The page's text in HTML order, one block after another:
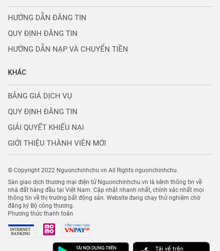
HƯỚNG DẪN ĐĂNG TIN
QUY ĐỊNH ĐĂNG TIN
HƯỚNG DẪN NẠP VÀ CHUYỂN TIỀN
KHÁC
BẢNG GIÁ DỊCH VỤ
QUY ĐỊNH ĐĂNG TIN
GIẢI QUYẾT KHIẾU NẠI
GIỚI THIỆU THÀNH VIÊN MỚI
© Copyright 2022 Nguonchinhchu.vn All Rights nguonchinhchu.
Sàn giao dịch thương mại điện tử Nguonchinhchu.vn là kênh thông tin về
nhà đất hàng đầu tại Việt Nam. Cập nhật nhanh nhất, chính xác nhất mọi
thông tin về thị trường bất động sản. Website đang chạy thử nghiệm chờ
đăng ký Bộ công thương.
Phương thức thanh toán